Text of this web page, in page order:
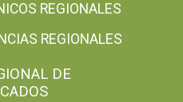
REGIONALES
REGIONALES
DE